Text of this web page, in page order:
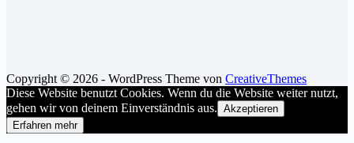
Copyright © 2026 - WordPress Theme von CreativeThemes
Diese Website benutzt Cookies. Wenn du die Website weiter nutzt,
gehen wir von deinem Einverständnis aus. Akzeptieren
Erfahren mehr